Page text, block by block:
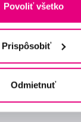
Povoliť všetko
Prispôsobiť
Odmietnuť